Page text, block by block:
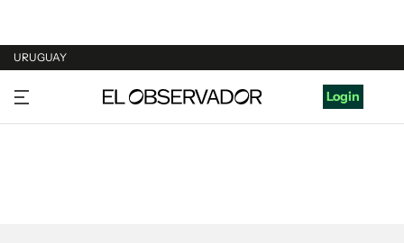
URUGUAY
URUGUAY
ARGENTINA
Login